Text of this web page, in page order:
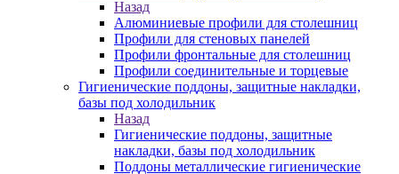
Назад
Алюминиевые профили для столешниц
Профили для стеновых панелей
Профили фронтальные для столешниц
Профили соединительные и торцевые
Гигиенические поддоны, защитные накладки,
базы под холодильник
Назад
Гигиенические поддоны, защитные
накладки, базы под холодильник
Поддоны металлические гигиенические